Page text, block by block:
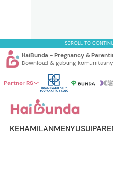
SCROLL TO
HaiBunda - Pregnancy &
Download & gabung
Partner RS
KEHAMILANMENYUSUI